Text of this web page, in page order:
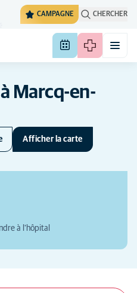
CAMPAGNE CHERCHER
Marcq-en-
Afficher la carte
à l'hôpital
Masquer la carte